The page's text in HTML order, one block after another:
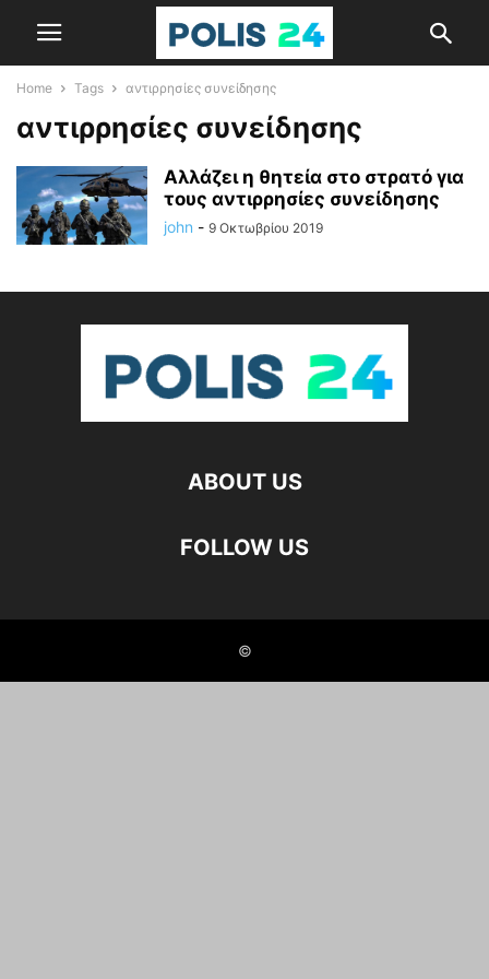
Home Tags αντιρρησίες συνείδησης
αντιρρησίες συνείδησης
Αλλάζει η θητεία στο στρατό για
τους αντιρρησίες συνείδησης
john - 9 Οκτωβρίου 2019
ABOUT US
FOLLOW US
©